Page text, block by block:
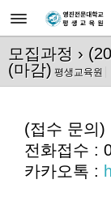
모집과정 ›
(마감) 평생교육원
(접수 문의)
전화접수 :
카카오톡 :